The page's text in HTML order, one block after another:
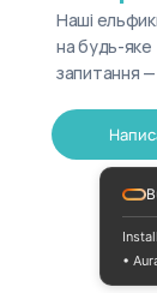
Наші
на будь-яке
запитання
•